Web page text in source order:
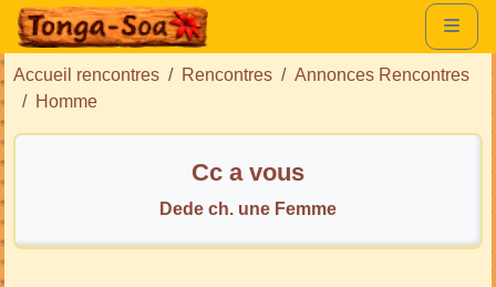
Accueil rencontres Rencontres
Annonces Rencontres
Homme
Cc a vous
Dede ch. une Femme